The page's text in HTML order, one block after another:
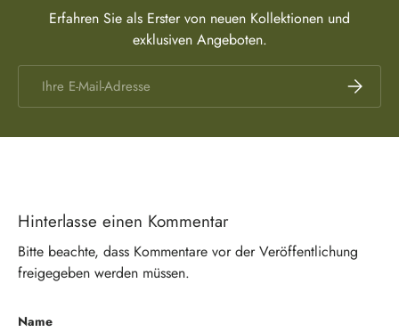
Erfahren Sie als Erster von neuen Kollektionen und
exklusiven Angeboten.
Hinterlasse einen Kommentar
Bitte beachte, dass Kommentare vor der Veröffentlichung
freigegeben werden müssen.
Name